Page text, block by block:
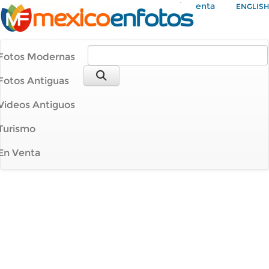
Mi Cuenta ENGLISH
Modernas
Antiguas
Antiguos
Venta